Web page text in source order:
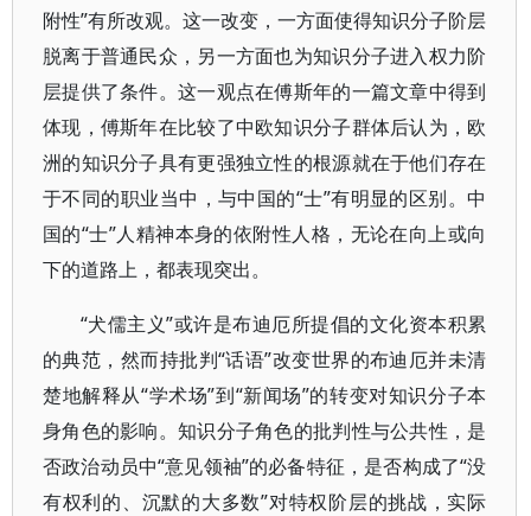
附性”有所改观。这一改变，一方面使得知识分子阶层
脱离于普通民众，另一方面也为知识分子进入权力阶
层提供了条件。这一观点在傅斯年的一篇文章中得到
体现，傅斯年在比较了中欧知识分子群体后认为，欧
洲的知识分子具有更强独立性的根源就在于他们存在
于不同的职业当中，与中国的“士”有明显的区别。中
国的“士”人精神本身的依附性人格，无论在向上或向
下的道路上，都表现突出。
“犬儒主义”或许是布迪厄所提倡的文化资本积累
的典范，然而持批判“话语”改变世界的布迪厄并未清
楚地解释从“学术场”到“新闻场”的转变对知识分子本
身角色的影响。知识分子角色的批判性与公共性，是
否政治动员中“意见领袖”的必备特征，是否构成了“没
有权利的、沉默的大多数”对特权阶层的挑战，实际